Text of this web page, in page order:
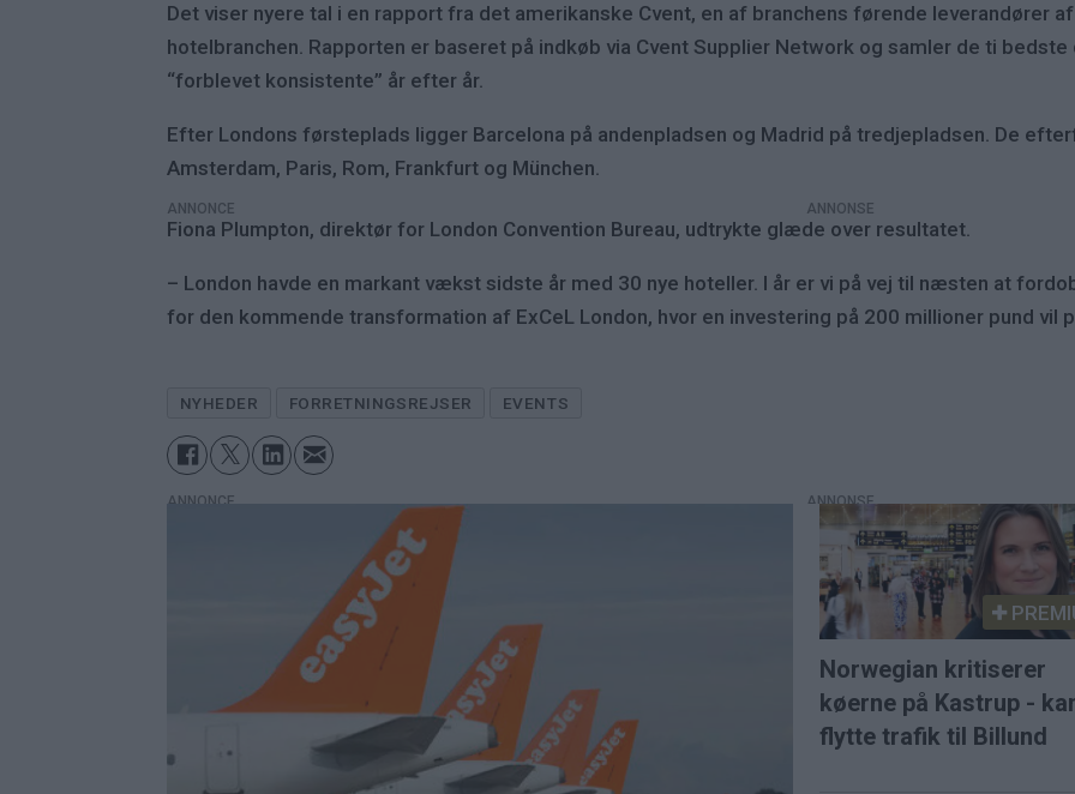
Det viser nyere tal i en rapport fra det amerikanske Cvent, en af branchens førende leverandører
hotelbranchen. Rapporten er baseret på indkøb via Cvent Supplier Network og samler de ti
“forblevet konsistente” år efter år.
Efter Londons førsteplads ligger Barcelona på andenpladsen og Madrid på tredjepladsen. De
Amsterdam, Paris, Rom, Frankfurt og München.
ANNONCE
Fiona Plumpton, direktør for London Convention Bureau, udtrykte glæde over resultatet.
– London havde en markant vækst sidste år med 30 nye hoteller. I år er vi på vej til næsten at
for den kommende transformation af ExCeL London, hvor en investering på 200 millioner pund vil
NYHEDER FORRETNINGSREJSER EVENTS
ANNONCE
Norwegian kritiserer
køerne på Kastrup -
flytte trafik til Billund